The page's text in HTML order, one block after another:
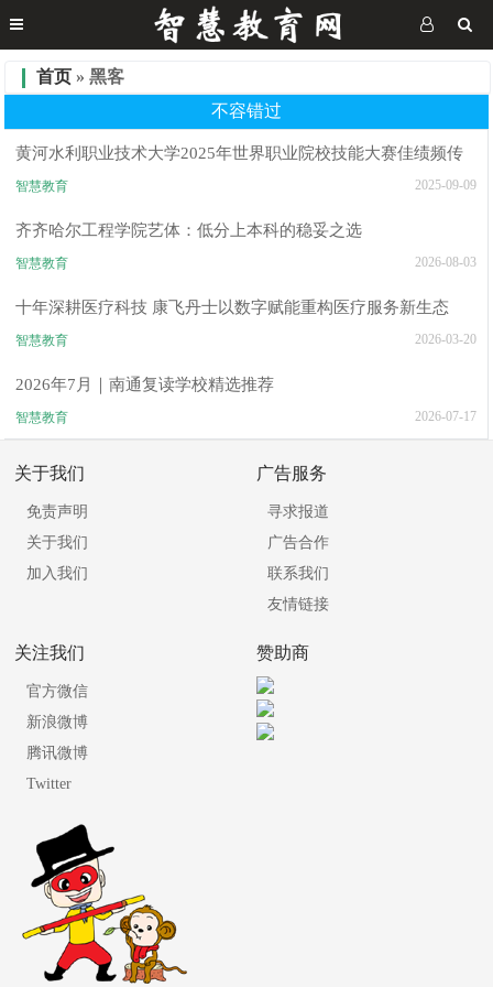
首页 » 黑客
不容错过
黄河水利职业技术大学2025年世界职业院校技能大赛佳绩频传
智慧教育 2025-09-09
齐齐哈尔工程学院艺体：低分上本科的稳妥之选
智慧教育 2026-08-03
十年深耕医疗科技 康飞丹士以数字赋能重构医疗服务新生态
智慧教育 2026-03-20
2026年7月｜南通复读学校精选推荐
智慧教育 2026-07-17
关于我们
免责声明
关于我们
加入我们
广告服务
寻求报道
广告合作
联系我们
友情链接
关注我们
官方微信
新浪微博
腾讯微博
Twitter
赞助商